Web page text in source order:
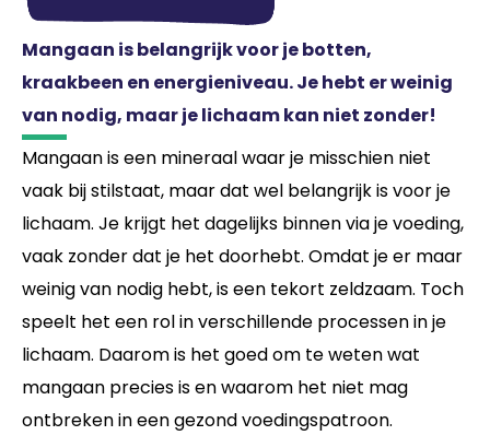
Mangaan is belangrijk voor je botten,
kraakbeen en energieniveau. Je hebt er weinig
van nodig, maar je lichaam kan niet zonder!
Mangaan is een mineraal waar je misschien niet
vaak bij stilstaat, maar dat wel belangrijk is voor je
lichaam. Je krijgt het dagelijks binnen via je voeding,
vaak zonder dat je het doorhebt. Omdat je er maar
weinig van nodig hebt, is een tekort zeldzaam. Toch
speelt het een rol in verschillende processen in je
lichaam. Daarom is het goed om te weten wat
mangaan precies is en waarom het niet mag
ontbreken in een gezond voedingspatroon.